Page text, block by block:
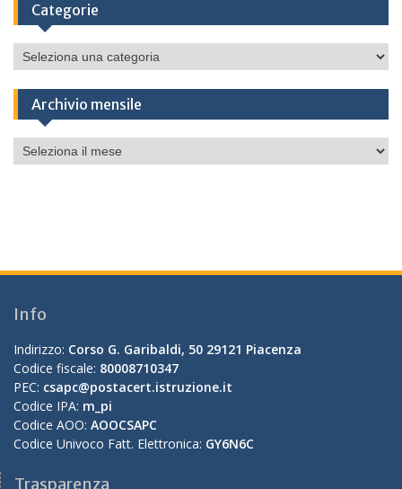
Categorie
Categorie
Archivio mensile
Archivio
mensile
Info
Indirizzo: Corso G. Garibaldi, 50 29121 Piacenza
Codice fiscale: 80008710347
PEC: csapc@postacert.istruzione.it
Codice IPA: m_pi
Codice AOO: AOOCSAPC
Codice Univoco Fatt. Elettronica: GY6N6C
Trasparenza